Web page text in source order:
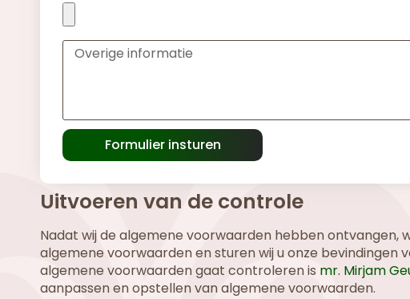
Formulier insturen
Uitvoeren van de controle
Nadat wij de algemene voorwaarden hebben
algemene voorwaarden en sturen wij u onze bevindingen
algemene voorwaarden gaat controleren is mr. Mirjam
aanpassen en opstellen van algemene voorwaarden.